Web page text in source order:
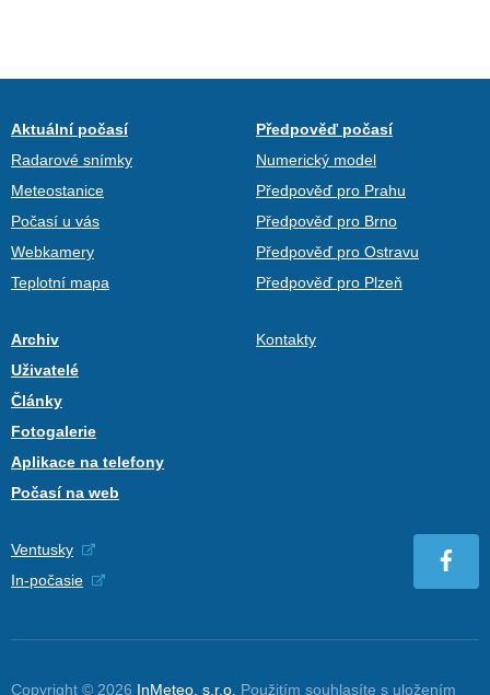
Aktuální počasí
Radarové snímky
Meteostanice
Počasí u vás
Webkamery
Teplotní mapa
Předpověď počasí
Numerický model
Předpověď pro Prahu
Předpověď pro Brno
Předpověď pro Ostravu
Předpověď pro Plzeň
Archiv
Uživatelé
Články
Fotogalerie
Aplikace na telefony
Počasí na web
Kontakty
Ventusky
In-počasie
Copyright © 2026 InMeteo, s.r.o. Použitím souhlasíte s uložením